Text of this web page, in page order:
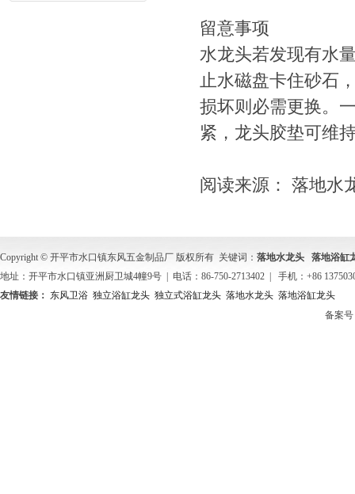
留意事项
水龙头若发现有水
止水磁盘卡住砂石
损坏则必需更换。
紧，龙头胶垫可维
阅读来源： 落地水
Copyright © 开平市水口镇东风五金制品厂 版权所有 关键词： 落地水龙头
落地浴缸
地址：开平市水口镇亚洲厨卫城4幢9号 | 电话：86-750-2713402 | 手机：+86
友情链接： 东风卫浴 独立浴缸龙头 独立式浴缸龙头 落地水龙头 落地浴缸龙头
备案号